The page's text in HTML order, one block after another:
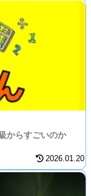
からすごいのか
2026.01.20